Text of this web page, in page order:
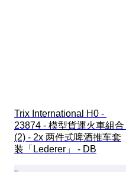
Trix International H0 -
23874 - 模型貨運火車組合
(2) - 2x 两件式啤酒推车套
装「Lederer」 - DB